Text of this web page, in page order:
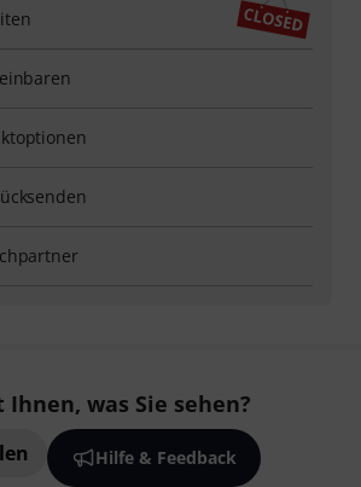
Ihnen, was Sie sehen?
Hilfe & Feedback